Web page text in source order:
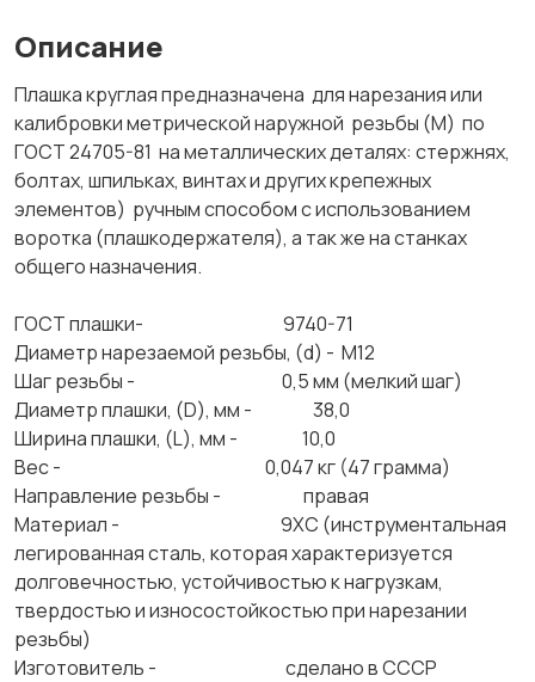
Описание
Плашка круглая предназначена для нарезания или
калибровки метрической наружной резьбы (М) по
ГОСТ 24705-81 на металлических деталях: стержнях,
болтах, шпильках, винтах и других крепежных
элементов) ручным способом с использованием
воротка (плашкодержателя), а так же на станках
общего назначения.
ГОСТ плашки- 9740-71
Диаметр нарезаемой резьбы, (d) - М12
Шаг резьбы - 0,5 мм (мелкий шаг)
Диаметр плашки, (D), мм - 38,0
Ширина плашки, (L), мм - 10,0
Вес - 0,047 кг (47 грамма)
Направление резьбы - правая
Материал - 9ХС (инструментальная
легированная сталь, которая характеризуется
долговечностью, устойчивостью к нагрузкам,
твердостью и износостойкостью при нарезании
резьбы)
Изготовитель - сделано в СССР